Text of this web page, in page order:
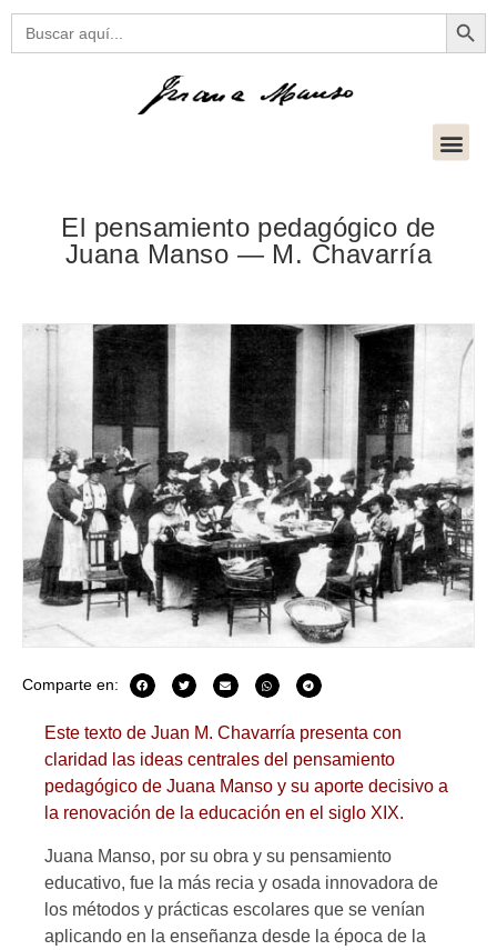
Buscar:
El pensamiento pedagógico de
Juana Manso — M. Chavarría
Comparte en:
Este texto de Juan M. Chavarría presenta con
claridad las ideas centrales del pensamiento
pedagógico de Juana Manso y su aporte decisivo a
la renovación de la educación en el siglo XIX.
Juana Manso, por su obra y su pensamiento
educativo, fue la más recia y osada innovadora de
los métodos y prácticas escolares que se venían
aplicando en la enseñanza desde la época de la